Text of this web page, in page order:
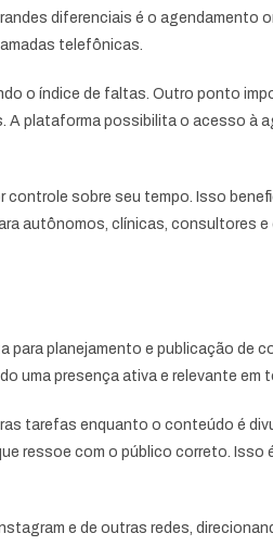
diferenciais é o agendamento
telefônicas.
o índice de faltas. Outro ponto
plataforma possibilita o acesso à
sobre seu tempo. Isso
autônomos, clínicas, consultores
planejamento e publicação de
uma presença ativa e relevante em
tarefas enquanto o conteúdo é
ressoe com o público correto. Isso
e de outras redes,